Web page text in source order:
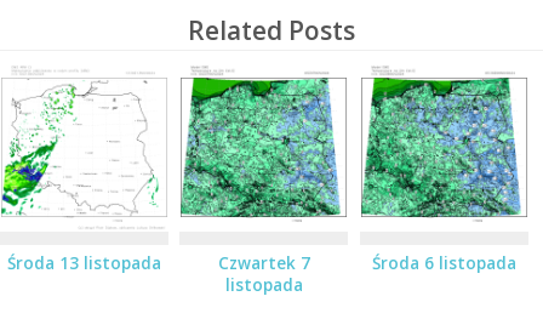
Related Posts
Środa 13 listopada
Czwartek 7
listopada
Środa 6 listopada